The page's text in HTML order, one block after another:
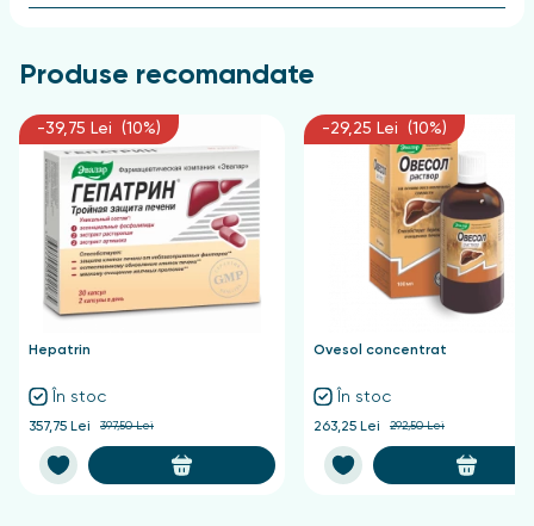
Inositolul
, cunoscut ca vitamina B8, previne
acumularea de grăsimi în celulele hepatice și
promovează eliminarea acestora, iar în combinație cu
L-Ornitina accelerează repararea celulelor
deteriorate.
Taurinastimulează metabolismul energetic în
celulele hepatice, restabilindu-le funcționalitatea, și,
de asemenea, reglează proprietățile bilei.
Vitamina B6activează procesele enzimatice din
hepatice de substanțele nocive.
Împreună, aceste ingrediente produs Gepatrin Detox
contribuie la protecția ficatului de degenerarea
Produse recomandate
-39,75 Lei (10%)
Hepatrin
În stoc
357,75 Lei 397,50 Lei
-29,25 Lei (10%)
Ovesol concentrat
În stoc
263,25 Lei 292,50 Lei